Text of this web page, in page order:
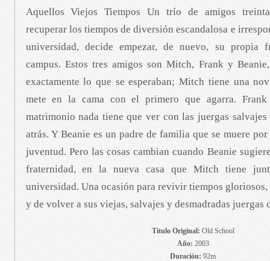
Aquellos Viejos Tiempos Un trío de amigos
recuperar los tiempos de diversión escandalosa e
universidad, decide empezar, de nuevo, su propia
campus. Estos tres amigos son Mitch, Frank y
exactamente lo que se esperaban; Mitch tiene una
mete en la cama con el primero que agarra.
matrimonio nada tiene que ver con las juergas salvajes
atrás. Y Beanie es un padre de familia que se muere
juventud. Pero las cosas cambian cuando Beanie
fraternidad, en la nueva casa que Mitch tiene
universidad. Una ocasión para revivir tiempos gloriosos,
y de volver a sus viejas, salvajes y desmadradas juergas
Titulo Original: Old School
Año: 2003
Duración: 92m